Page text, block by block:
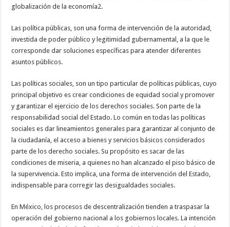
globalización de la economía2.
Las política públicas, son una forma de intervención de la autoridad,
investida de poder público y legitimidad gubernamental, a la que le
corresponde dar soluciones específicas para atender diferentes
asuntos públicos.
Las políticas sociales, son un tipo particular de políticas públicas, cuyo
principal objetivo es crear condiciones de equidad social y promover
y garantizar el ejercicio de los derechos sociales. Son parte de la
responsabilidad social del Estado. Lo común en todas las políticas
sociales es dar lineamientos generales para garantizar al conjunto de
la ciudadanía, el acceso a bienes y servicios básicos considerados
parte de los derecho sociales. Su propósito es sacar de las
condiciones de miseria, a quienes no han alcanzado el piso básico de
la supervivencia. Esto implica, una forma de intervención del Estado,
indispensable para corregir las desigualdades sociales.
En México, los procesos de descentralización tienden a traspasar la
operación del gobierno nacional a los gobiernos locales. La intención